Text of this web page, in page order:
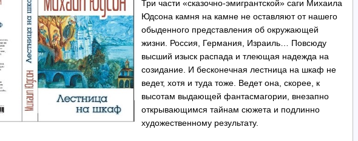
Три части «сказочно-эмигрантской» саги Михаила
Юдсона камня на камне не оставляют от нашего
обыденного представления об окружающей
жизни. Россия, Германия, Израиль… Повсюду
высший изыск распада и тлеющая надежда на
созидание. И бесконечная лестница на шкаф не
ведет, хотя и туда тоже. Ведет она, скорее, к
высотам выдающей фантасмагории, внезапно
открывающимся тайнам сюжета и подлинно
художественному результату.